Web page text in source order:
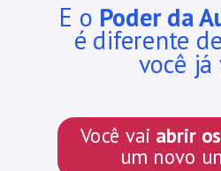
E o Poder da
é diferente de
você já
Você vai abrir
um novo